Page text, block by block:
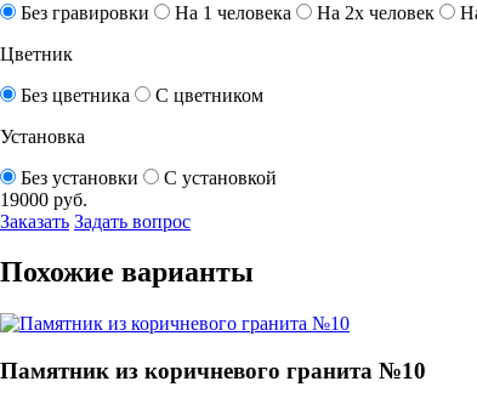
Без гравировки
На 1 человека На 2х человек
Цветник
Без цветника
С цветником
Установка
Без установки
С установкой
19000 руб.
Заказать Задать вопрос
Похожие варианты
Памятник из коричневого гранита №10